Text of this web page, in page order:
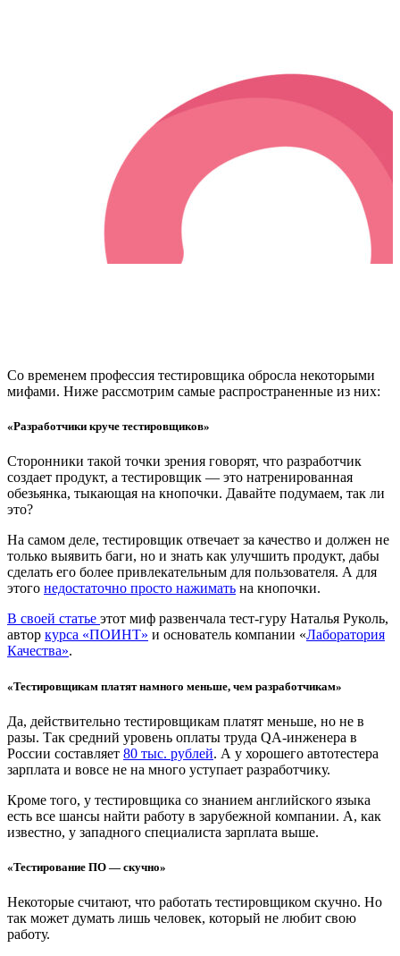
Со временем профессия тестировщика обросла некоторыми
мифами. Ниже рассмотрим самые распространенные из них:
«Разработчики круче тестировщиков»
Сторонники такой точки зрения говорят, что разработчик
создает продукт, а тестировщик — это натренированная
обезьянка, тыкающая на кнопочки. Давайте подумаем, так ли
это?
На самом деле, тестировщик отвечает за качество и должен не
только выявить баги, но и знать как улучшить продукт, дабы
сделать его более привлекательным для пользователя. А для
этого недостаточно просто нажимать на кнопочки.
В своей статье этот миф развенчала тест-гуру Наталья Руколь,
автор курса «ПОИНТ» и основатель компании «Лаборатория
Качества».
«Тестировщикам платят намного меньше, чем разработчикам»
Да, действительно тестировщикам платят меньше, но не в
разы. Так средний уровень оплаты труда QA-инженера в
России составляет 80 тыс. рублей. А у хорошего автотестера
зарплата и вовсе не на много уступает разработчику.
Кроме того, у тестировщика со знанием английского языка
есть все шансы найти работу в зарубежной компании. А, как
известно, у западного специалиста зарплата выше.
«Тестирование ПО — скучно»
Некоторые считают, что работать тестировщиком скучно. Но
так может думать лишь человек, который не любит свою
работу.